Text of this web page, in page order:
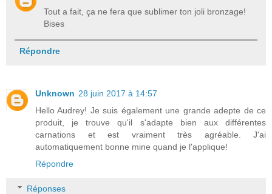
Tout a fait, ça ne fera que sublimer ton joli bronzage!
Bises
Répondre
Unknown 28 juin 2017 à 14:57
Hello Audrey! Je suis également une grande adepte de ce
produit, je trouve qu'il s'adapte bien aux différentes
carnations et est vraiment très agréable. J'ai
automatiquement bonne mine quand je l'applique!
Répondre
Réponses